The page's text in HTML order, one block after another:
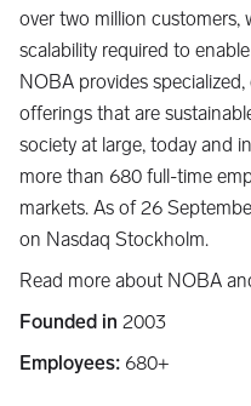
over two million customers,
scalability required to
NOBA provides
offerings that are
society at large, today and
more than 680 full-time
markets. As of 26
on Nasdaq Stockholm.
Read more about NOBA
Founded in 2003
Employees: 680+